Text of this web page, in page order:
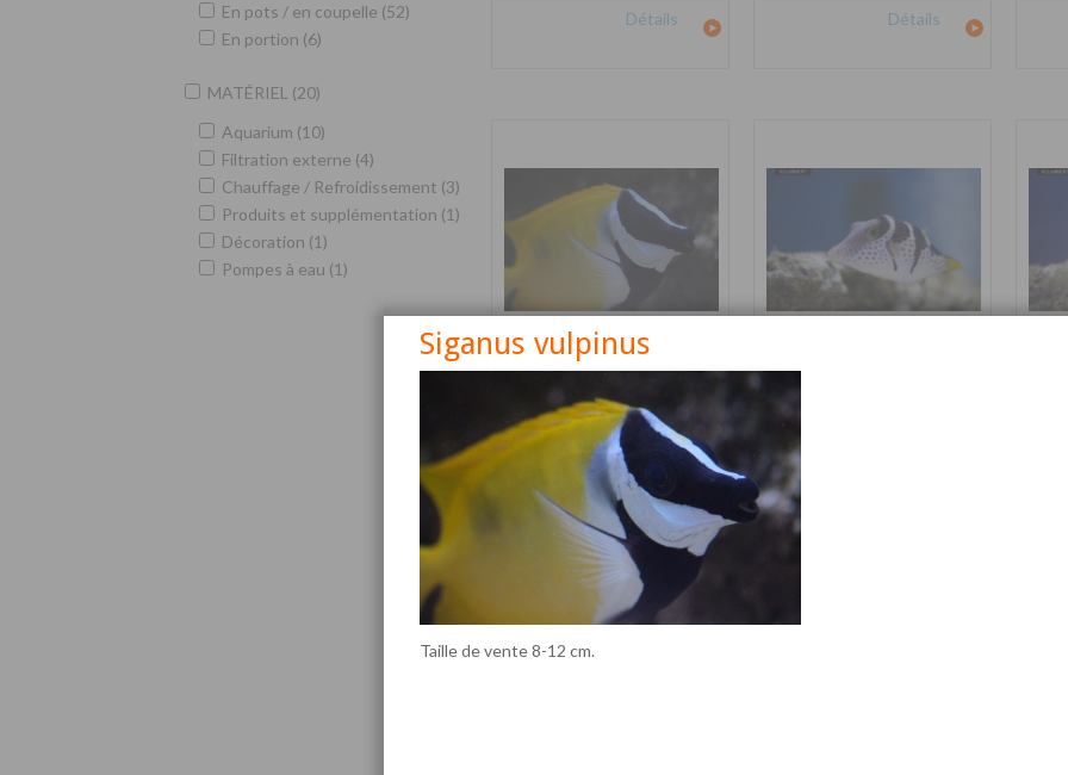
En pots / en coupelle (52)
En portion (6)
MATÉRIEL (20)
Aquarium (10)
Filtration externe (4)
Chauffage / Refroidissement (3)
Produits et supplémentation (1)
Décoration (1)
Pompes à eau (1)
Détails Détails
Siganus vulpinus
Détails
Canthigaster valentini
Siganus vulpinus
Taille de vente 8-12 cm.